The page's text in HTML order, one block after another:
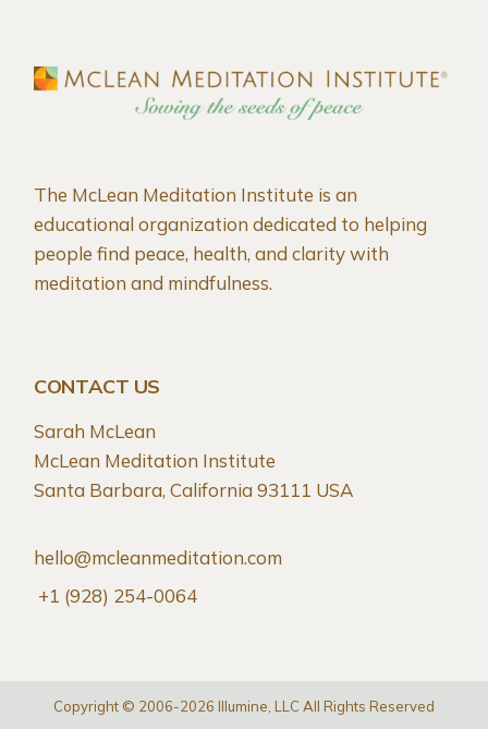
The McLean Meditation Institute is an
educational organization dedicated to helping
people find peace, health, and clarity with
meditation and mindfulness.
CONTACT US
Sarah McLean
McLean Meditation Institute
Santa Barbara, California 93111 USA
hello@mcleanmeditation.com
+1 (928) 254-0064
Copyright © 2006-2026 Illumine, LLC All Rights Reserved